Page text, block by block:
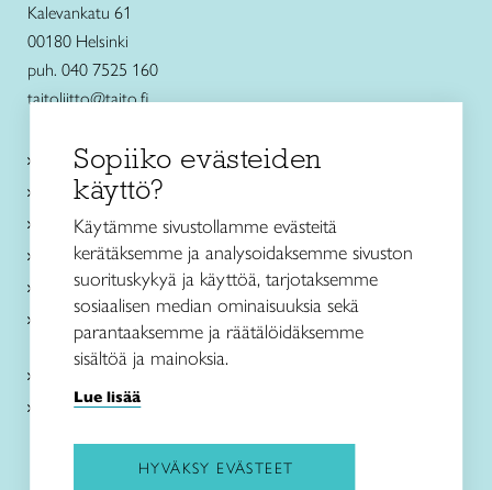
Kalevankatu 61
00180 Helsinki
puh. 040 7525 160
taitoliitto@taito.fi
Käsityökurssit ja koulutus
Ajankohtaista
Käsityöohjeet
Me olemme Taito
Paikallinen toiminta
Verkkokaupat
Kirjaudu Arviin
Kirjaudu Taitocampukseen
Sopiiko evästeiden
käyttö?
Käytämme sivustollamme evästeitä
kerätäksemme ja analysoidaksemme sivuston
suorituskykyä ja käyttöä, tarjotaksemme
sosiaalisen median ominaisuuksia sekä
parantaaksemme ja räätälöidäksemme
sisältöä ja mainoksia.
Lue lisää
HYVÄKSY EVÄSTEET